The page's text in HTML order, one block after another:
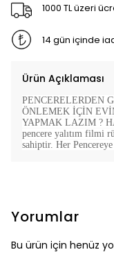
1000 TL üzeri
14 gün içinde
Ürün Açıklaması
PENCERELERDEN
ÖNLEMEK İÇİN
YAPMAK LAZIM ?
pencere yalıtım filmi
sahiptir. Her
Yorumlar
Bu ürün için henüz